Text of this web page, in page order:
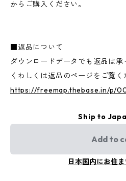
からご購入ください。
■返品について
ダウンロードデータでも返品は承
くわしくは返品のページをご覧く
https://freemap.thebase.in/p/
Ship to
Add to
日本国内にお住